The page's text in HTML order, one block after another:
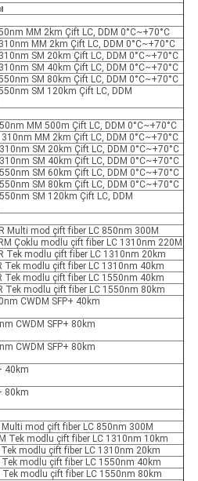
MM 2km Çift LC, DDM 0°C~+70°C
MM 2km Çift LC, DDM 0°C~+70°C
SM 20km Çift LC, DDM 0°C~+70°C
SM 40km Çift LC, DDM 0°C~+70°C
SM 80km Çift LC, DDM 0°C~+70°C
SM 120km Çift LC, DDM
MM 500m Çift LC, DDM 0°C~+70°C
MM 2km Çift LC, DDM 0°C~+70°C
SM 20km Çift LC, DDM 0°C~+70°C
SM 40km Çift LC, DDM 0°C~+70°C
SM 60km Çift LC, DDM 0°C~+70°C
SM 80km Çift LC, DDM 0°C~+70°C
SM 120km Çift LC, DDM
Multi mod çift fiber LC 850nm 300M
Çoklu modlu çift fiber LC 1310nm 220M
Tek modlu çift fiber LC 1310nm 20km
Tek modlu çift fiber LC 1310nm 40km
Tek modlu çift fiber LC 1550nm 40km
Tek modlu çift fiber LC 1550nm 80km
CWDM SFP+ 40km
CWDM SFP+ 80km
CWDM SFP+ 80km
40km
80km
Multi mod çift fiber LC 850nm 300M
Tek modlu çift fiber LC 1310nm 10km
Tek modlu çift fiber LC 1310nm 20km
Tek modlu çift fiber LC 1550nm 40km
Tek modlu çift fiber LC 1550nm 80km